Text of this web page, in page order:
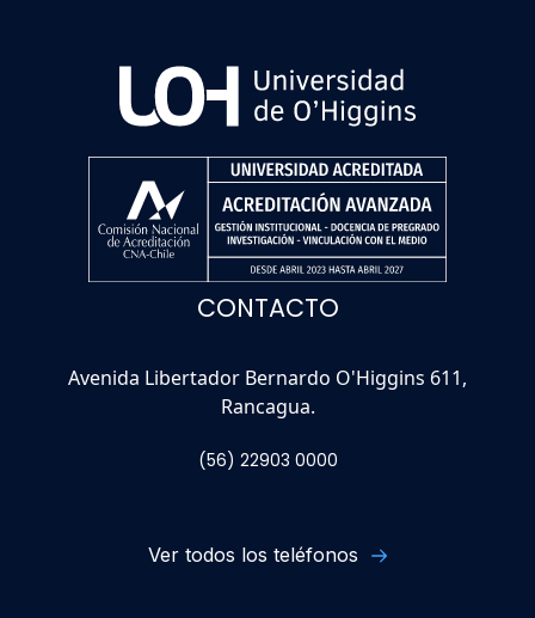
CONTACTO
Avenida Libertador Bernardo O'Higgins 611,
Rancagua.
(56) 22903 0000
Ver todos los teléfonos